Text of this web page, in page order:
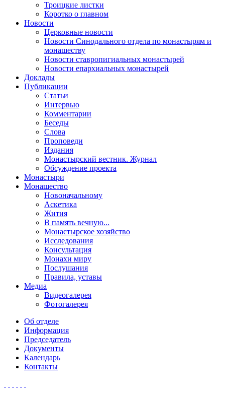
Троицкие листки
Коротко о главном
Новости
Церковные новости
Новости Синодального отдела по монастырям и
монашеству
Новости ставропигиальных монастырей
Новости епархиальных монастырей
Доклады
Публикации
Статьи
Интервью
Комментарии
Беседы
Слова
Проповеди
Издания
Монастырский вестник. Журнал
Обсуждение проекта
Монастыри
Монашество
Новоначальному
Аскетика
Жития
В память вечную...
Монастырское хозяйство
Исследования
Консультация
Монахи миру
Послушания
Правила, уставы
Медиа
Видеогалерея
Фотогалерея
Об отделе
Информация
Председатель
Документы
Календарь
Контакты